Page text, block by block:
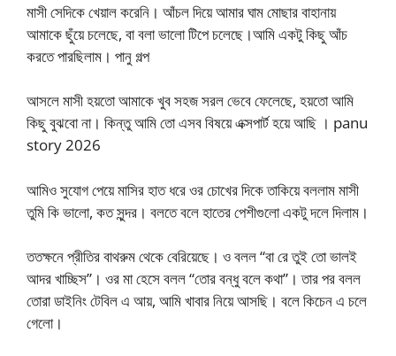
মাসী সেদিকে খেয়াল করেনি। আঁচল দিয়ে আমার ঘাম মোছার বাহানায়
আমাকে ছুঁয়ে চলেছে, বা বলা ভালো টিপে চলেছে।আমি একটু কিছু আঁচ
করতে পারছিলাম। পানু গল্প
আসলে মাসী হয়তো আমাকে খুব সহজ সরল ভেবে ফেলেছে, হয়তো আমি
কিছু বুঝবো না। কিন্তু আমি তো এসব বিষয়ে এক্সপার্ট হয়ে আছি । panu
story 2026
আমিও সুযোগ পেয়ে মাসির হাত ধরে ওর চোখের দিকে তাকিয়ে বললাম মাসী
তুমি কি ভালো, কত সুন্দর। বলতে বলে হাতের পেশীগুলো একটু দলে দিলাম।
ততক্ষনে প্রীতির বাথরুম থেকে বেরিয়েছে। ও বলল “বা রে তুই তো ভালই
আদর খাচ্ছিস”। ওর মা হেসে বলল “তোর বন্ধু বলে কথা”। তার পর বলল
তোরা ডাইনিং টেবিল এ আয়, আমি খাবার নিয়ে আসছি। বলে কিচেন এ চলে
গেলো।